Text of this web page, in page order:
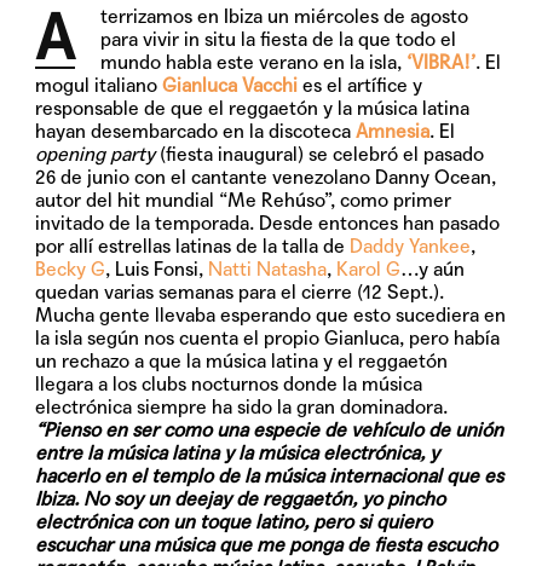
A
terrizamos en Ibiza un miércoles de agosto
para vivir in situ la fiesta de la que todo el
mundo habla este verano en la isla, ‘VIBRA!’. El
mogul italianoGianluca Vacchi es el artífice y
responsable de que el reggaetón y la música latina
hayan desembarcado en la discotecaAmnesia. El
opening party(fiesta inaugural) se celebró el pasado
26 de junio con el cantante venezolano Danny Ocean,
autor del hit mundial “Me Rehúso”, como primer
invitado de la temporada. Desde entonces han pasado
por allí estrellas latinas de la talla de Daddy Yankee,
Becky G, Luis Fonsi, Natti Natasha, Karol G…y aún
quedan varias semanas para el cierre (12 Sept.).
Mucha gente llevaba esperando que esto sucediera en
la isla según nos cuenta el propio Gianluca, pero había
un rechazo a que la música latina y el reggaetón
llegara a los clubs nocturnos donde la música
electrónica siempre ha sido la gran dominadora.
“Pienso en ser como una especie de vehículo de unión
entre la música latina y la música electrónica, y
hacerlo en el templo de la música internacional que es
Ibiza. No soy un deejay de reggaetón, yo pincho
electrónica con un toque latino, pero si quiero
escuchar una música que me ponga de fiesta escucho